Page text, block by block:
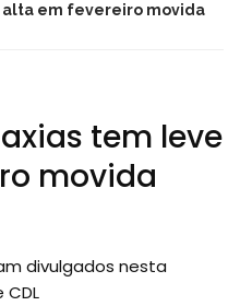
alta em fevereiro movida
tem leve
movida
divulgados nesta